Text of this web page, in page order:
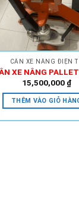
CÂN XE NÂNG ĐIỆN
XE NÂNG
15,500,000 ₫
THÊM VÀO GIỎ